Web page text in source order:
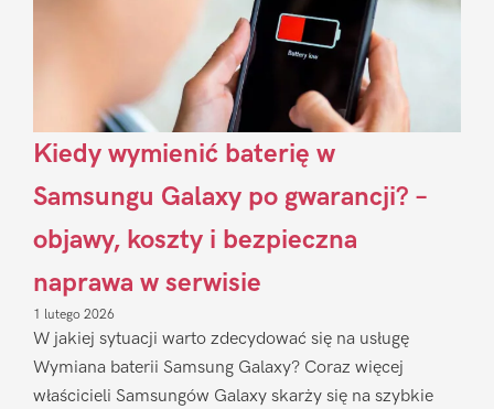
Kiedy wymienić baterię w
Samsungu Galaxy po gwarancji? –
objawy, koszty i bezpieczna
naprawa w serwisie
1 lutego 2026
W jakiej sytuacji warto zdecydować się na usługę
Wymiana baterii Samsung Galaxy? Coraz więcej
właścicieli Samsungów Galaxy skarży się na szybkie